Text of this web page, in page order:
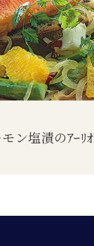
ン塩漬のｱｰﾘ